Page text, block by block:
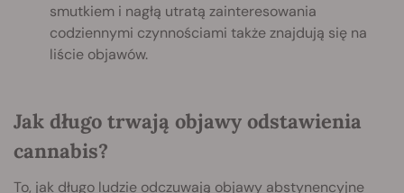
smutkiem i nagłą utratą zainteresowania
codziennymi czynnościami także znajdują się na
liście objawów.
Jak długo trwają objawy odstawienia
cannabis?
To, jak długo ludzie odczuwają objawy abstynencyjne